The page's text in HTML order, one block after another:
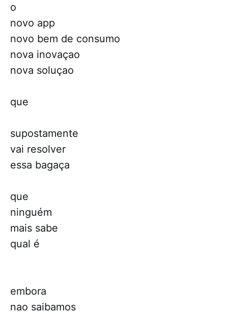
o
novo app
novo bem de consumo
nova inovaçao
nova soluçao
que
supostamente
vai resolver
essa bagaça
que
ninguém
mais sabe
qual é
embora
nao saibamos